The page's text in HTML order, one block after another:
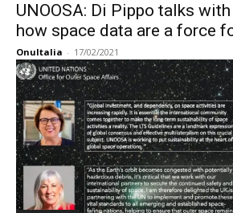
UNOOSA: Di Pippo talks
how space data are a force
OnuItalia - 17/02/2021